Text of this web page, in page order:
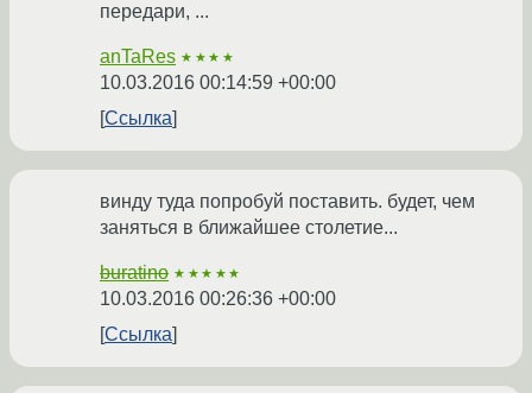
передари, ...
anTaRes ★★★★
10.03.2016 00:14:59 +00:00
Ссылка
винду туда попробуй поставить. будет, чем
заняться в ближайшее столетие...
buratino ★★★★★
10.03.2016 00:26:36 +00:00
Ссылка